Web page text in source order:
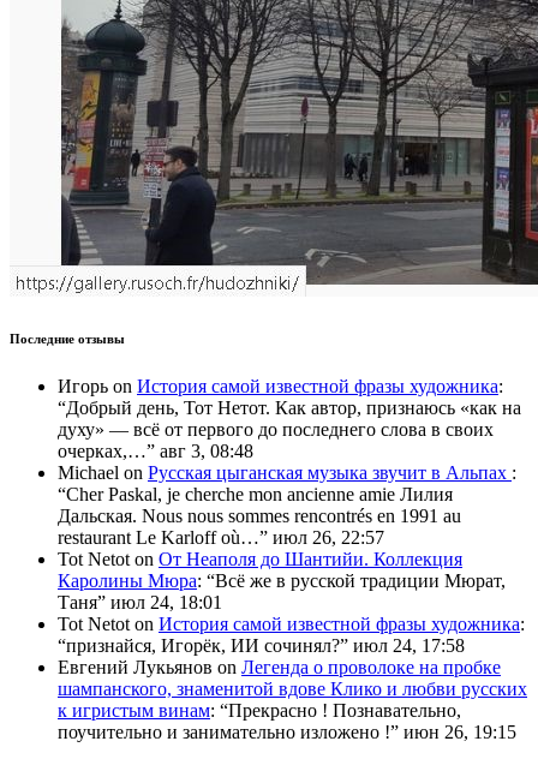
Последние отзывы
Игорь on История самой известной фразы художника:
“Добрый день, Тот Нетот. Как автор, признаюсь «как на
духу» — всё от первого до последнего слова в своих
очерках,…” авг 3, 08:48
Michael on Русская цыганская музыка звучит в Альпах :
“Cher Paskal, je cherche mon ancienne amie Лилия
Дальская. Nous nous sommes rencontrés en 1991 au
restaurant Le Karloff où…” июл 26, 22:57
Tot Netot on От Неаполя до Шантийи. Коллекция
Каролины Мюра: “Всё же в русской традиции Мюрат,
Таня” июл 24, 18:01
Tot Netot on История самой известной фразы художника:
“признайся, Игорёк, ИИ сочинял?” июл 24, 17:58
Евгений Лукьянов on Легенда о проволоке на пробке
шампанского, знаменитой вдове Клико и любви русских
к игристым винам: “Прекрасно ! Познавательно,
поучительно и занимательно изложено !” июн 26, 19:15